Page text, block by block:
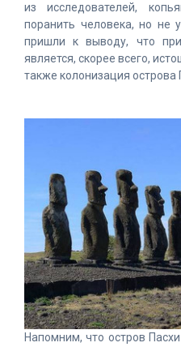
из исследователей,
поранить человека, но не
пришли к выводу, что
является, скорее всего,
также колонизация острова
Напомним, что остров